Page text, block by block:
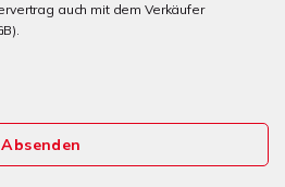
auch mit dem Verkäufer
Absenden